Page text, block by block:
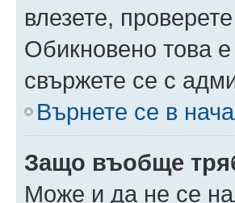
влезете,
Обикновено това
свържете се с
Върнете се в
Защо въобще
Може и да не се